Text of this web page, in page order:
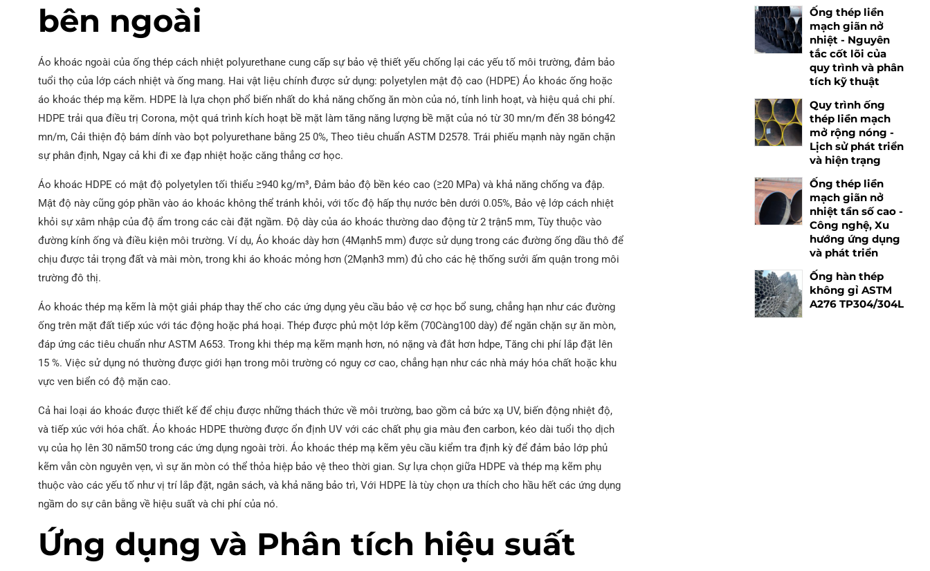
bên ngoài
Áo khoác ngoài của ống thép cách nhiệt polyurethane cung cấp sự bảo vệ thiết yếu chống lại các yếu tố môi trường, đảm bảo
tuổi thọ của lớp cách nhiệt và ống mang. Hai vật liệu chính được sử dụng: polyetylen mật độ cao (HDPE) Áo khoác ống hoặc
áo khoác thép mạ kẽm. HDPE là lựa chọn phổ biến nhất do khả năng chống ăn mòn của nó, tính linh hoạt, và hiệu quả chi phí.
HDPE trải qua điều trị Corona, một quá trình kích hoạt bề mặt làm tăng năng lượng bề mặt của nó từ 30 mn/m đến 38 bóng42
mn/m, Cải thiện độ bám dính vào bọt polyurethane bằng 25 0%, Theo tiêu chuẩn ASTM D2578. Trái phiếu mạnh này ngăn chặn
sự phân định, Ngay cả khi đi xe đạp nhiệt hoặc căng thẳng cơ học.
Áo khoác HDPE có mật độ polyetylen tối thiểu ≥940 kg/m³, Đảm bảo độ bền kéo cao (≥20 MPa) và khả năng chống va đập.
Mật độ này cũng góp phần vào áo khoác không thể tránh khỏi, với tốc độ hấp thụ nước bên dưới 0.05%, Bảo vệ lớp cách nhiệt
khỏi sự xâm nhập của độ ẩm trong các cài đặt ngầm. Độ dày của áo khoác thường dao động từ 2 trận5 mm, Tùy thuộc vào
đường kính ống và điều kiện môi trường. Ví dụ, Áo khoác dày hơn (4Mạnh5 mm) được sử dụng trong các đường ống dầu thô để
chịu được tải trọng đất và mài mòn, trong khi áo khoác mỏng hơn (2Mạnh3 mm) đủ cho các hệ thống sưởi ấm quận trong môi
trường đô thị.
Áo khoác thép mạ kẽm là một giải pháp thay thế cho các ứng dụng yêu cầu bảo vệ cơ học bổ sung, chẳng hạn như các đường
ống trên mặt đất tiếp xúc với tác động hoặc phá hoại. Thép được phủ một lớp kẽm (70Càng100 dày) để ngăn chặn sự ăn mòn,
đáp ứng các tiêu chuẩn như ASTM A653. Trong khi thép mạ kẽm mạnh hơn, nó nặng và đắt hơn hdpe, Tăng chi phí lắp đặt lên
15 %. Việc sử dụng nó thường được giới hạn trong môi trường có nguy cơ cao, chẳng hạn như các nhà máy hóa chất hoặc khu
vực ven biển có độ mặn cao.
Cả hai loại áo khoác được thiết kế để chịu được những thách thức về môi trường, bao gồm cả bức xạ UV, biến động nhiệt độ,
và tiếp xúc với hóa chất. Áo khoác HDPE thường được ổn định UV với các chất phụ gia màu đen carbon, kéo dài tuổi thọ dịch
vụ của họ lên 30 năm50 trong các ứng dụng ngoài trời. Áo khoác thép mạ kẽm yêu cầu kiểm tra định kỳ để đảm bảo lớp phủ
kẽm vẫn còn nguyên vẹn, vì sự ăn mòn có thể thỏa hiệp bảo vệ theo thời gian. Sự lựa chọn giữa HDPE và thép mạ kẽm phụ
thuộc vào các yếu tố như vị trí lắp đặt, ngân sách, và khả năng bảo trì, Với HDPE là tùy chọn ưa thích cho hầu hết các ứng dụng
ngầm do sự cân bằng về hiệu suất và chi phí của nó.
Ứng dụng và Phân tích hiệu suất
Ống thép liền
mạch giãn nở
nhiệt - Nguyên
tắc cốt lõi của
quy trình và phân
tích kỹ thuật
Quy trình ống
thép liền mạch
mở rộng nóng -
Lịch sử phát triển
và hiện trạng
Ống thép liền
mạch giãn nở
nhiệt tần số cao -
Công nghệ, Xu
hướng ứng dụng
và phát triển
Ống hàn thép
không gỉ ASTM
A276 TP304/304L